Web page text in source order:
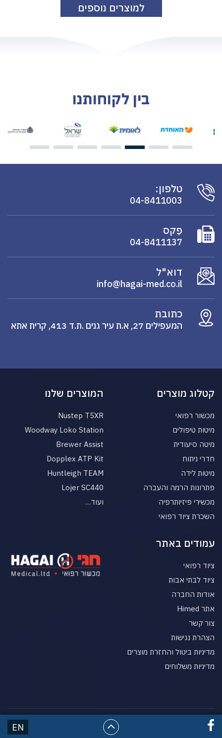
EN
למוצרים נוספים
בין לקוחותנו
טלפון:
04-8411003
פַקס
04-8411137
דוא"ל
info@hagai-med.co.il
כתובת
המעפילים 27, א.ת עיר גנים .ת.ד 413, קרית אתא
קטלוג מוצרים
מכשור רפואי
מיטות טיפולים
מיטה סיעודית
חדרי ניתוח
מיטות לידה
פתרונות הרמה והעברה
מכשירי פיזיותרפיה
השכרת ציוד רפואי
המוצרים שלנו
Nustep T5XR
Woodway Loko Station
Brewer Assist
Dopplex ATP Kit
Huntleigh TEAM
Lojer SC440
ועוד…
עמודים באתר
ציוד רפואי
ציוד לבתי אבות
אודות החברה
אתר Himed
צור קשר
הצהרת נגישות
מדיניות ביטול והחזרת מוצרים
מדיניות משלוחים
© כל הזכויות שמורות HgaiMed מכשור רפואי